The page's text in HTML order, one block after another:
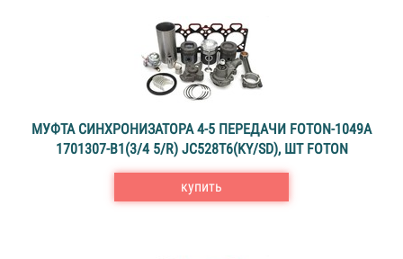
МУФТА СИНХРОНИЗАТОРА 4-5 ПЕРЕДАЧИ FOTON-1049A
1701307-В1(3/4 5/R) JC528T6(KY/SD), ШТ FOTON
купить